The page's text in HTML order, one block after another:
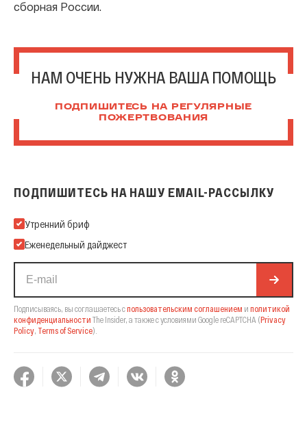
сборная России.
НАМ ОЧЕНЬ НУЖНА ВАША ПОМОЩЬ
ПОДПИШИТЕСЬ НА РЕГУЛЯРНЫЕ
ПОЖЕРТВОВАНИЯ
ПОДПИШИТЕСЬ НА НАШУ EMAIL-РАССЫЛКУ
Подпишитесь на нашу Email-рассылку
Утренний бриф
Еженедельный дайджест
Подписываясь, вы соглашаетесь спользовательским соглашением и политикой
конфиденциальности The Insider, а также с условиями Google reCAPTCHA (Privacy
Policy, Terms of Service).